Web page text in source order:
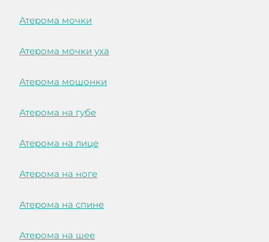
Атерома мочки
Атерома мочки уха
Атерома мошонки
Атерома на губе
Атерома на лице
Атерома на ноге
Атерома на спине
Атерома на шее